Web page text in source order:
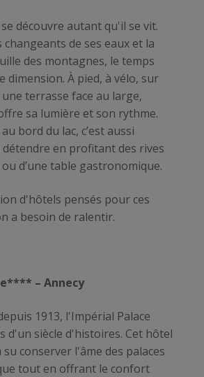
se découvre autant qu'il se vit.
de ses eaux et la
des montagnes, le temps
dimension. À pied, à vélo, sur
terrasse face au large,
sa lumière et son rythme.
bord du lac, c’est aussi
détendre en profitant des rives
ou d’une table gastronomique.
d'hôtels pensés pour ces
a besoin de ralentir.
– Annecy
1913, l'Impérial Palace
d'un siècle d'histoires. Cet hôtel
conserver l'âme des palaces
tout en offrant le confort